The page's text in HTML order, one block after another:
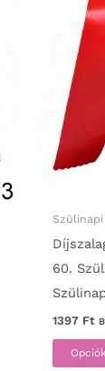
60.
1397 Ft